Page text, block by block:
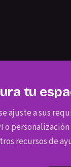
tu
ajuste a sus
recursos de